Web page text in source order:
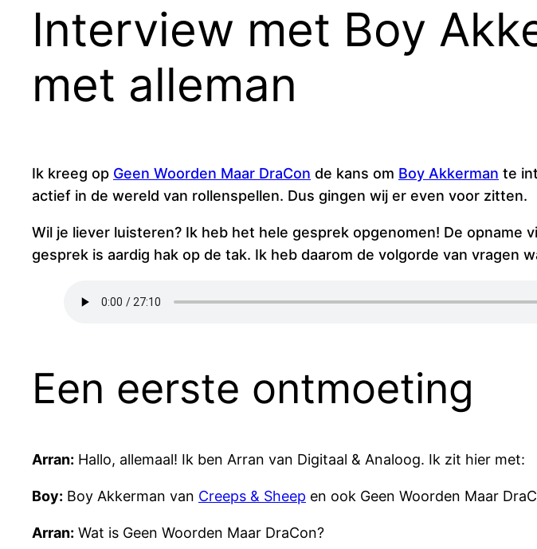
Interview met Boy
met alleman
Ik kreeg op Geen Woorden Maar DraCon de kans om Boy Akkerman te
actief in de wereld van rollenspellen. Dus gingen wij er even voor zitten.
Wil je liever luisteren? Ik heb het hele gesprek opgenomen! De opname
gesprek is aardig hak op de tak. Ik heb daarom de volgorde van vragen
Een eerste ontmoeting
Arran: Hallo, allemaal! Ik ben Arran van Digitaal & Analoog. Ik zit hier met:
Boy: Boy Akkerman van Creeps & Sheep en ook Geen Woorden Maar
Arran: Wat is Geen Woorden Maar DraCon?